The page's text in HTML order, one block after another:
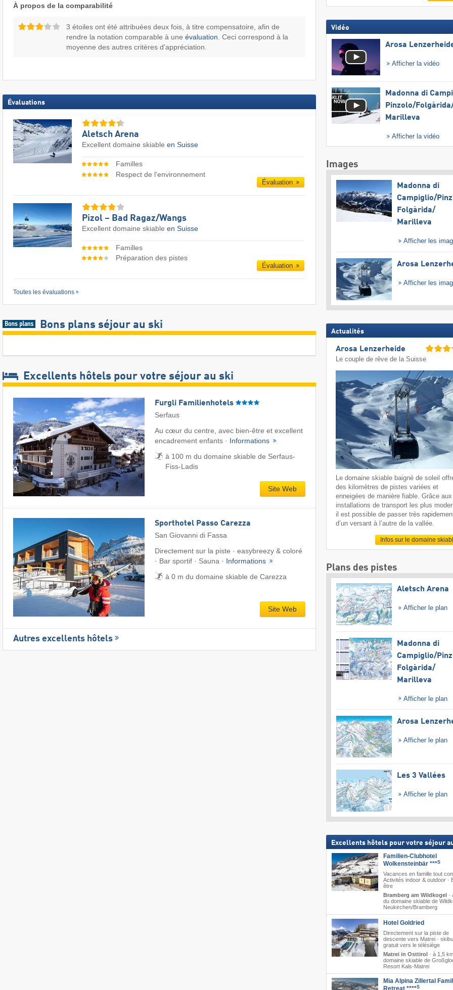
À propos de la comparabilité
3 étoiles ont été attribuées deux fois, à titre compensatoire, afin de
rendre la notation comparable à une évaluation . Ceci correspond à la
moyenne des autres critères d'appréciation.
Évaluations
Aletsch Arena
Excellent domaine skiable en Suisse
Familles
Respect de l'environnement
Évaluation
Pizol – Bad Ragaz/​Wangs
Excellent domaine skiable en Suisse
Familles
Préparation des pistes
Évaluation
Toutes les évaluations
Bons plans séjour au ski
Excellents hôtels pour votre séjour au ski
Furgli Familienhotels
Serfaus
Au cœur du centre, avec bien-être et excellent
encadrement enfants · Informations
à 100 m du domaine skiable de Serfaus-
Fiss-Ladis
Site Web
Sporthotel Passo Carezza
San Giovanni di Fassa
Directement sur la piste · easybreezy & coloré
· Bar sportif · Sauna · Informations
à 0 m du domaine skiable de Carezza
Site Web
Autres excellents hôtels
Vidéo
Arosa
Afficher la vidéo
Madonna di
Pinzolo/​
Marilleva
Afficher la vidéo
Images
Madonna di
Campiglio/​
Folgàrida/​
Marilleva
Afficher les
Arosa
Afficher les
Actualités
Arosa Lenzerheide
Le couple de rêve de la Suisse
Le domaine skiable baigné de soleil
des kilomètres de pistes variées et
enneigées de manière fiable. Grâce aux
installations de transport les plus
il est possible de passer très
d’un versant à l’autre de la vallée.
Infos sur le domaine
Plans des pistes
Aletsch Arena
Afficher le plan
Madonna di
Campiglio/​
Folgàrida/​
Marilleva
Afficher le plan
Arosa
Afficher le plan
Les 3 Vallées
Afficher le plan
Excellents hôtels pour votre séjour
Familien-Clubhotel
Wolkensteinbär ***S
Vacances en famille tout
Activités indoor & outdoor ·
être
Bramberg am Wildkogel ·
du domaine skiable de
Neukirchen/​Bramberg
Hotel Goldried
Directement sur la piste de
descente vers Matrei ·
gratuit vers le télésiège
Matrei in Osttirol · à 1,5
domaine skiable de
Resort Kals-Matrei
Mia Alpina Zillertal
S